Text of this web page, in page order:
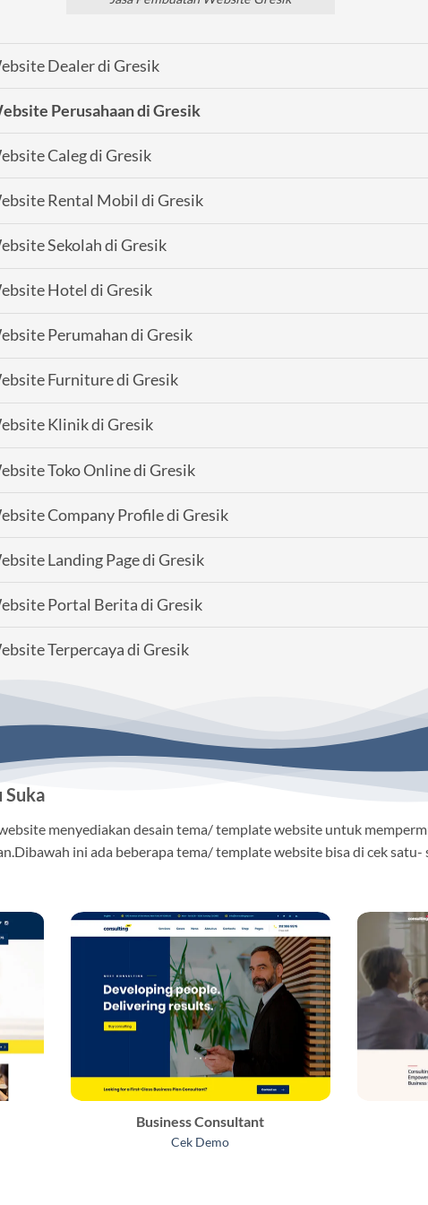
Dealer di Gresik
Perusahaan di Gresik
Caleg di Gresik
Rental Mobil di Gresik
Sekolah di Gresik
Hotel di Gresik
Perumahan di Gresik
Furniture di Gresik
Klinik di Gresik
Toko Online di Gresik
Company Profile di Gresik
Landing Page di Gresik
Portal Berita di Gresik
Terpercaya di Gresik
Suka
menyediakan desain tema/ template website untuk
ini ada beberapa tema/ template website bisa di cek
Business Consultant
Cek Demo